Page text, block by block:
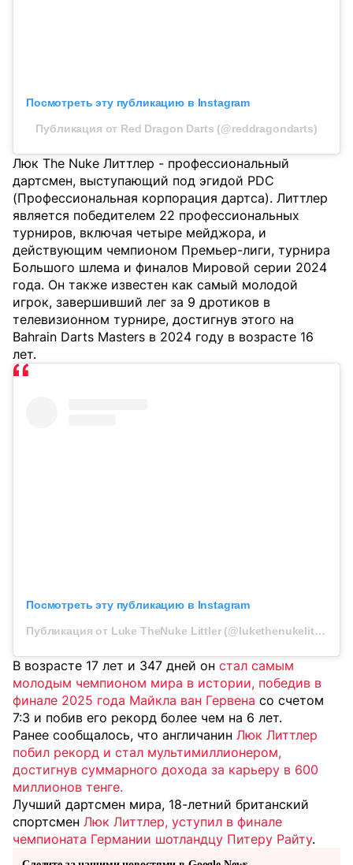
Посмотреть эту публикацию в Instagram
Публикация от Red Dragon Darts (@reddragondarts)
Люк The Nuke Литтлер - профессиональный
дартсмен, выступающий под эгидой PDC
(Профессиональная корпорация дартса). Литтлер
является победителем 22 профессиональных
турниров, включая четыре мейджора, и
действующим чемпионом Премьер-лиги, турнира
Большого шлема и финалов Мировой серии 2024
года. Он также известен как самый молодой
игрок, завершивший лег за 9 дротиков в
телевизионном турнире, достигнув этого на
Bahrain Darts Masters в 2024 году в возрасте 16
лет.
Посмотреть эту публикацию в Instagram
Публикация от Luke TheNuke Littler (@lukethenukelittler)
В возрасте 17 лет и 347 дней он стал самым
молодым чемпионом мира в истории, победив в
финале 2025 года Майкла ван Гервена со счетом
7:3 и побив его рекорд более чем на 6 лет.
Ранее сообщалось, что англичанин Люк Литтлер
побил рекорд и стал мультимиллионером,
достигнув суммарного дохода за карьеру в 600
миллионов тенге.
Лучший дартсмен мира, 18-летний британский
спортсмен Люк Литтлер, уступил в финале
чемпионата Германии шотландцу Питеру Райту.